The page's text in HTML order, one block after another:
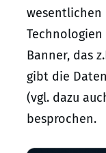
wesentlichen
Banner, das
gibt die
(vgl. dazu
besprochen.